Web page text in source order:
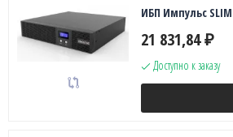
ИБП Импульс SLIM
21 831,84 ₽
Доступно к заказу